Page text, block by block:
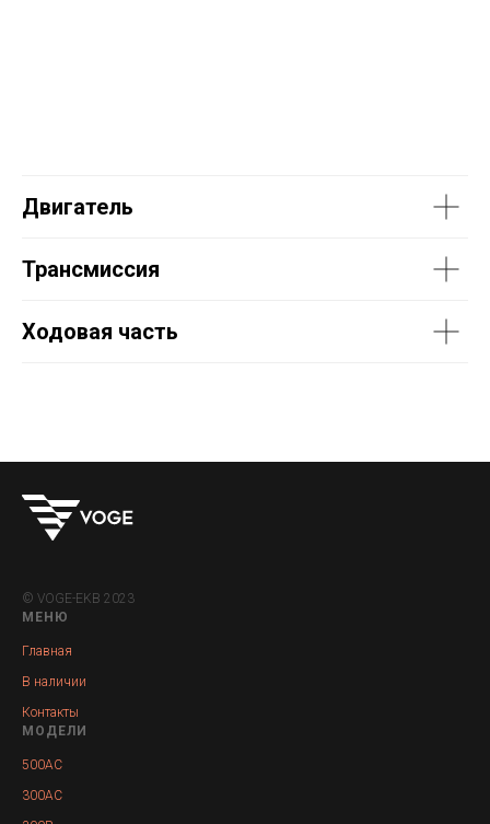
Двигатель
Трансмиссия
Ходовая часть
© VOGE-EKB 2023
МЕНЮ
Главная
В наличии
Контакты
МОДЕЛИ
500AC
300AC